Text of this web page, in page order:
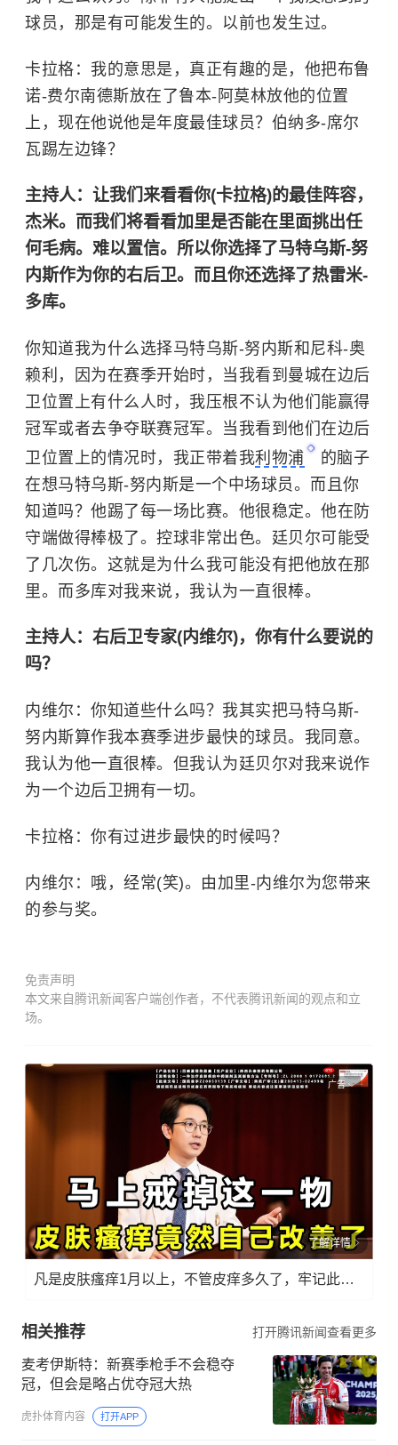
球员，那是有可能发生的。以前也发生过。
卡拉格：我的意思是，真正有趣的是，他把布鲁
诺-费尔南德斯放在了鲁本-阿莫林放他的位置
上，现在他说他是年度最佳球员？伯纳多-席尔
瓦踢左边锋？
主持人：让我们来看看你(卡拉格)的最佳阵容，
杰米。而我们将看看加里是否能在里面挑出任
何毛病。难以置信。所以你选择了马特乌斯-努
内斯作为你的右后卫。而且你还选择了热雷米-
多库。
你知道我为什么选择马特乌斯-努内斯和尼科-奥
赖利，因为在赛季开始时，当我看到曼城在边后
卫位置上有什么人时，我压根不认为他们能赢得
冠军或者去争夺联赛冠军。当我看到他们在边后
卫位置上的情况时，我正带着我利物浦
的脑子
在想马特乌斯-努内斯是一个中场球员。而且你
知道吗？他踢了每一场比赛。他很稳定。他在防
守端做得棒极了。控球非常出色。廷贝尔可能受
了几次伤。这就是为什么我可能没有把他放在那
里。而多库对我来说，我认为一直很棒。
主持人：右后卫专家(内维尔)，你有什么要说的
吗？
内维尔：你知道些什么吗？我其实把马特乌斯-
努内斯算作我本赛季进步最快的球员。我同意。
我认为他一直很棒。但我认为廷贝尔对我来说作
为一个边后卫拥有一切。
卡拉格：你有过进步最快的时候吗？
内维尔：哦，经常(笑)。由加里-内维尔为您带来
的参与奖。
免责声明
本文来自腾讯新闻客户端创作者，不代表腾讯新闻的观点和立
场。
广告
了解详情
凡是皮肤瘙痒1月以上，不管皮痒多久了，牢记此法，快！准！狠！
相关推荐 打开腾讯新闻查看更多
麦考伊斯特：新赛季枪手不会稳夺
冠，但会是略占优夺冠大热
虎扑体育内容 打开APP